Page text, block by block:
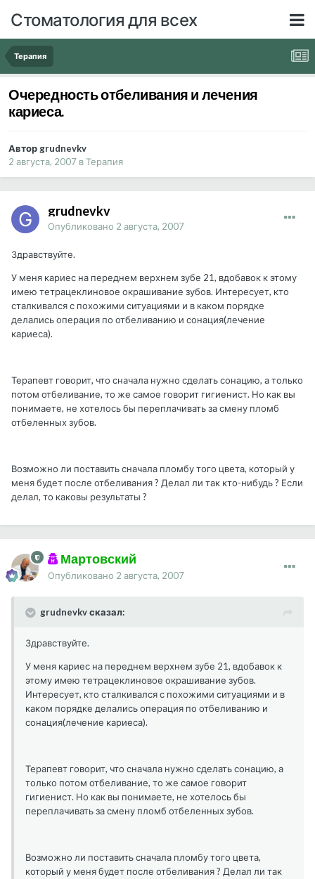
Стоматология для всех
Терапия
Очередность отбеливания и лечения
кариеса.
Автор grudnevkv
2 августа, 2007 вТерапия
grudnevkv
Опубликовано 2 августа, 2007
Здравствуйте.
У меня кариес на переднем верхнем зубе 21, вдобавок к этому
имею тетрацеклиновое окрашивание зубов. Интересует, кто
сталкивался с похожими ситуациями и в каком порядке
делались операция по отбеливанию и сонация(лечение
кариеса).
Терапевт говорит, что сначала нужно сделать сонацию, а только
потом отбеливание, то же самое говорит гигиенист. Но как вы
понимаете, не хотелось бы переплачивать за смену пломб
отбеленных зубов.
Возможно ли поставить сначала пломбу того цвета, который у
меня будет после отбеливания ? Делал ли так кто-нибудь ? Если
делал, то каковы результаты ?
Мартовский
Опубликовано 2 августа, 2007
grudnevkv сказал:
Здравствуйте.
У меня кариес на переднем верхнем зубе 21, вдобавок к
этому имею тетрацеклиновое окрашивание зубов.
Интересует, кто сталкивался с похожими ситуациями и в
каком порядке делались операция по отбеливанию и
сонация(лечение кариеса).
Терапевт говорит, что сначала нужно сделать сонацию, а
только потом отбеливание, то же самое говорит
гигиенист. Но как вы понимаете, не хотелось бы
переплачивать за смену пломб отбеленных зубов.
Возможно ли поставить сначала пломбу того цвета,
который у меня будет после отбеливания ? Делал ли так